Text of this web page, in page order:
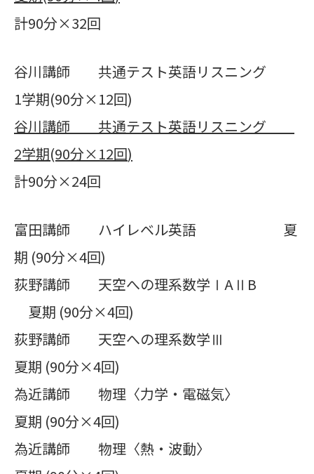
計90分×32回
谷川講師 共通テスト英語リスニング
1学期(90分×12回)
谷川講師 共通テスト英語リスニング
2学期(90分×12回)
計90分×24回
富田講師 ハイレベル英語 夏
期 (90分×4回)
荻野講師 天空への理系数学ⅠAⅡB
夏期 (90分×4回)
荻野講師 天空への理系数学Ⅲ
夏期 (90分×4回)
為近講師 物理〈力学・電磁気〉
夏期 (90分×4回)
為近講師 物理〈熱・波動〉